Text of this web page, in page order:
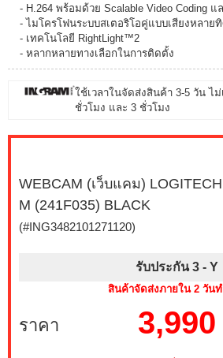
- H.264 พร้อมด้วย Scalable Video Coding แ
- ไมโครโฟนระบบสเตอริโอคู่แบบเสียงหลาย
- เทคโนโลยี RightLight™2
- หลากหลายทางเลือกในการติดตั้ง
ใช้เวลาในจัดส่งสินค้า 3-5 วัน ไ
ชั่วโมง และ 3 ชั่วโมง
WEBCAM (เว็บแคม)
M (241F035) BLACK
(#ING3482101271120)
รับประกัน 3 - Y
สินค้าจัดส่งภายใน 2 วันท
ราคา 3,990